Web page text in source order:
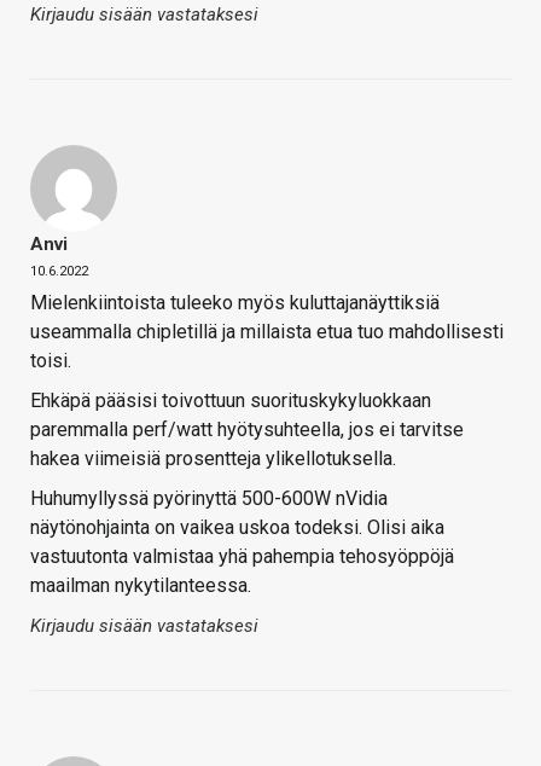
Kirjaudu sisään vastataksesi
Anvi
10.6.2022
Mielenkiintoista tuleeko myös kuluttajanäyttiksiä
useammalla chipletillä ja millaista etua tuo mahdollisesti
toisi.
Ehkäpä pääsisi toivottuun suorituskykyluokkaan
paremmalla perf/watt hyötysuhteella, jos ei tarvitse
hakea viimeisiä prosentteja ylikellotuksella.
Huhumyllyssä pyörinyttä 500-600W nVidia
näytönohjainta on vaikea uskoa todeksi. Olisi aika
vastuutonta valmistaa yhä pahempia tehosyöppöjä
maailman nykytilanteessa.
Kirjaudu sisään vastataksesi